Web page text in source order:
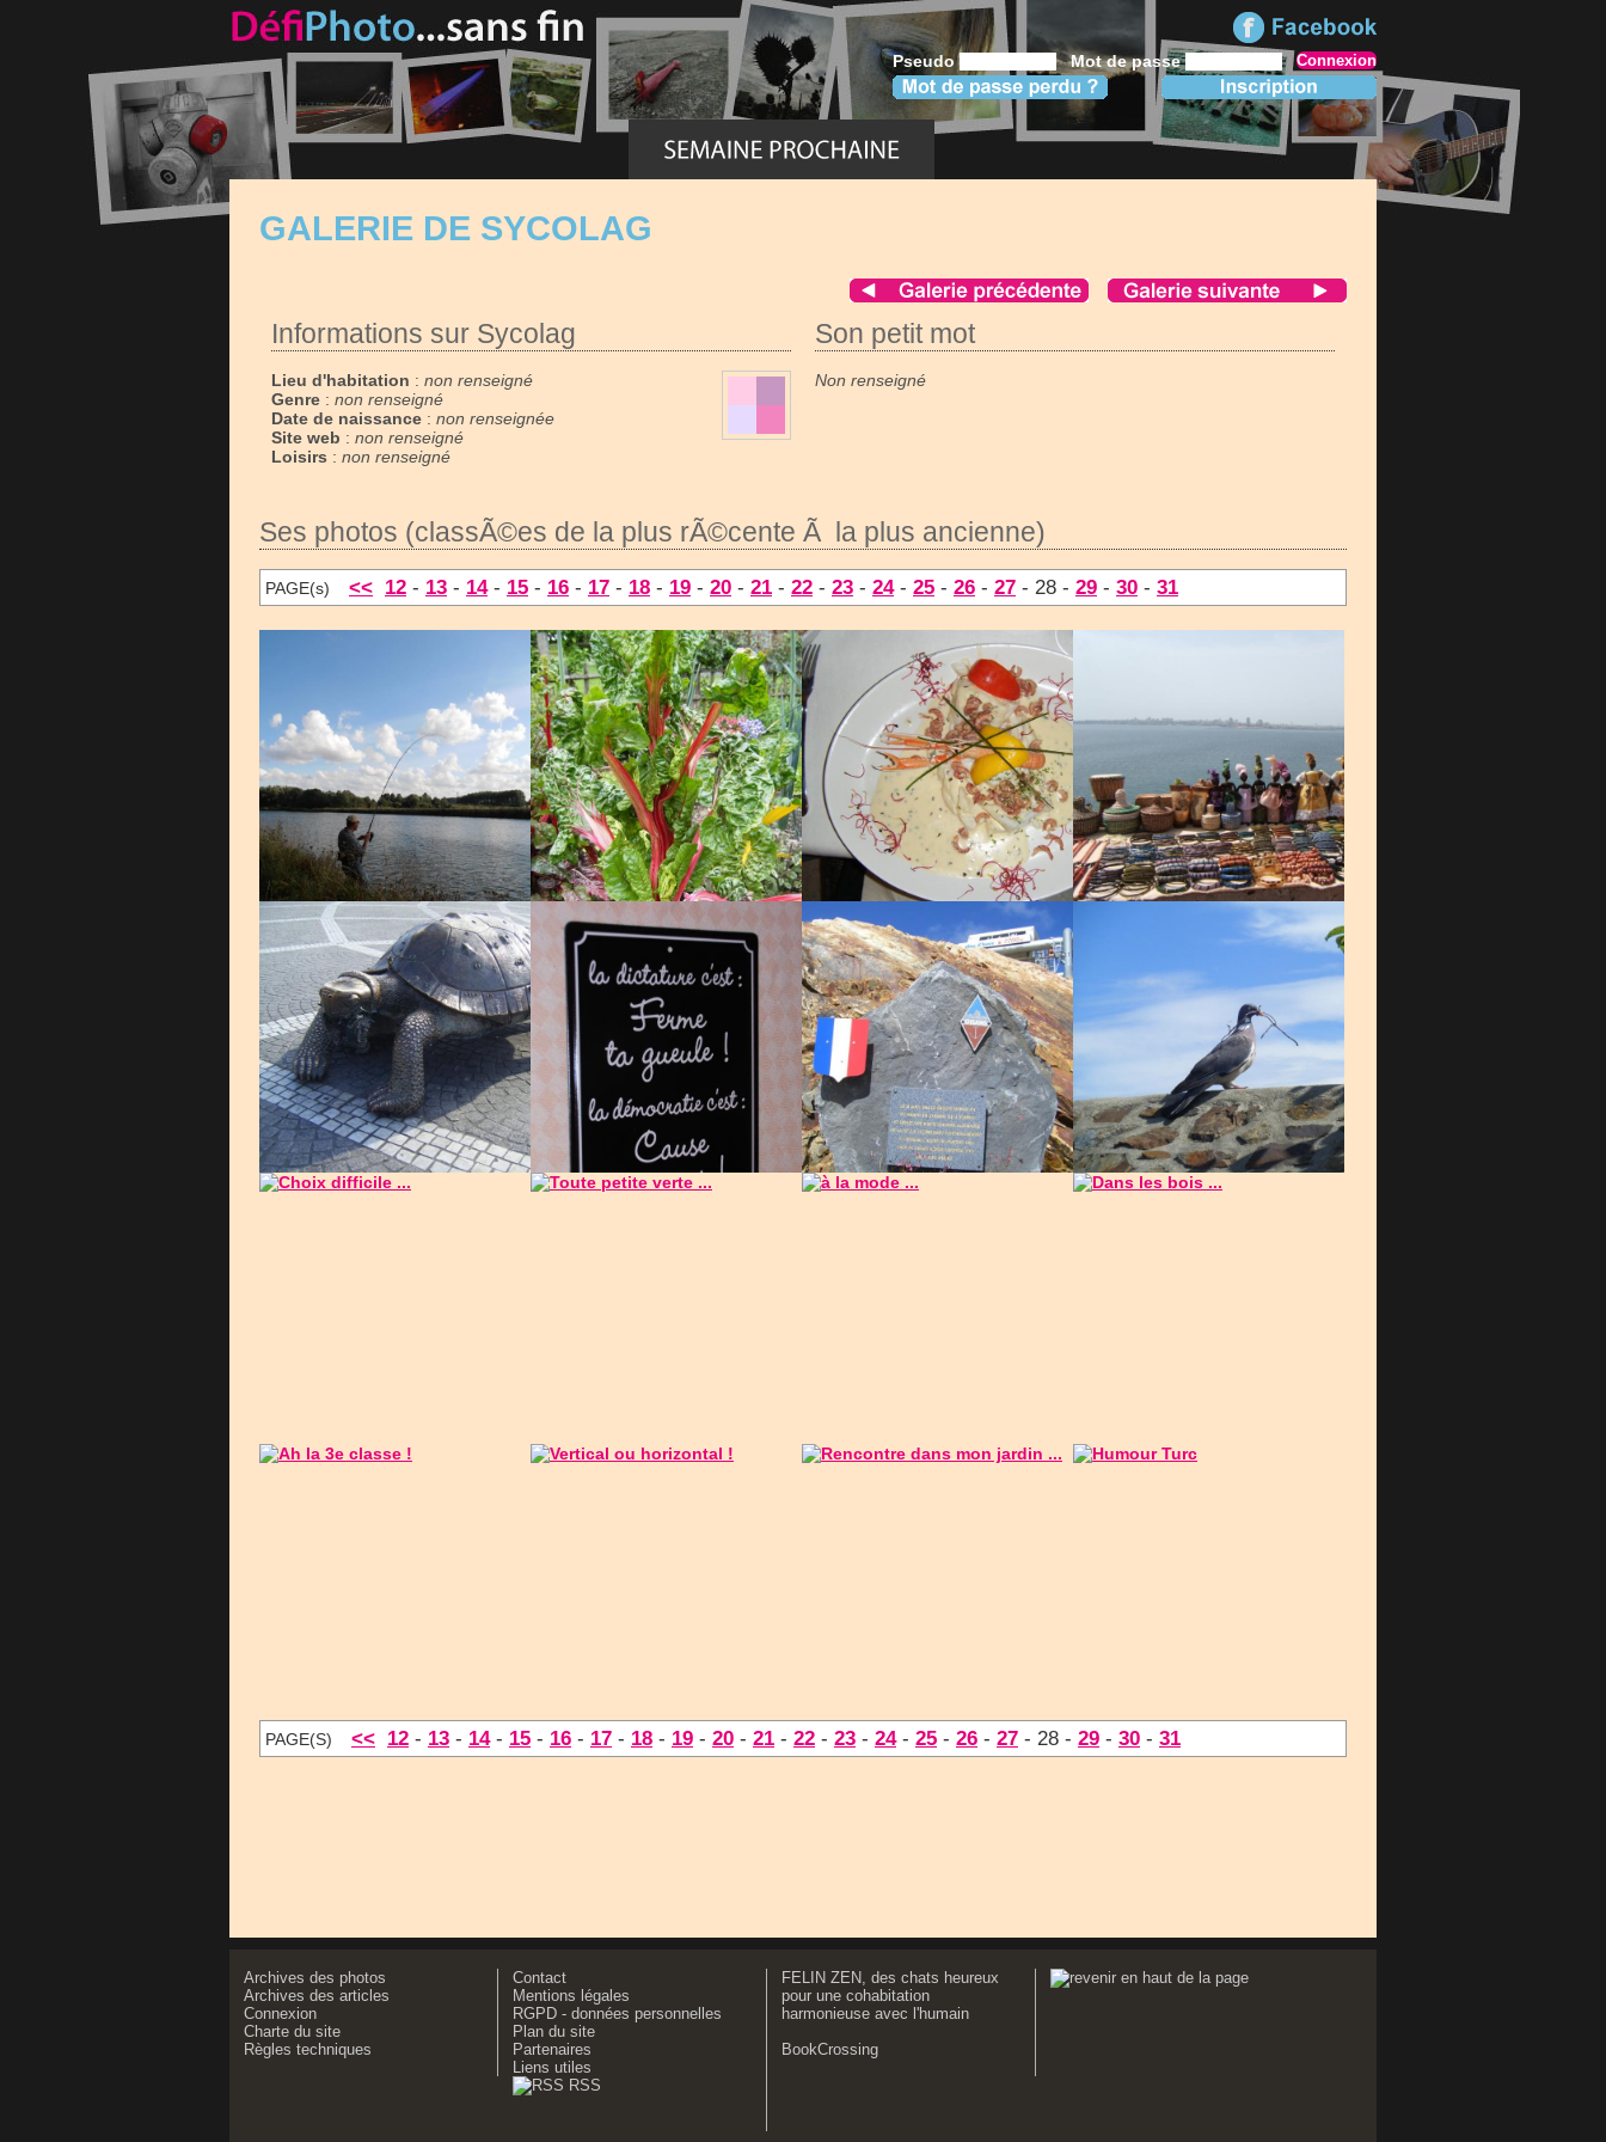
Pseudo Mot de passe
GALERIE DE SYCOLAG
Informations sur Sycolag
Lieu d'habitation : non renseigné
Genre : non renseigné
Date de naissance : non renseignée
Site web : non renseigné
Loisirs : non renseigné
Son petit mot
Non renseigné
Ses photos (classÃ©es de la plus rÃ©cente Ã la plus ancienne)
PAGE(s) << 12 - 13 - 14- 15 - 16 - 17 - 18 - 19 - 20 - 21 - 22 - 23 - 24- 25 - 26 - 27 - 28 - 29 - 30 - 31
PAGE(S) << 12 - 13 - 14- 15 - 16 - 17 - 18 - 19 - 20 - 21 - 22 - 23 - 24- 25 - 26 - 27 - 28 - 29 - 30 - 31
Archives des photos
Archives des articles
Connexion
Charte du site
Règles techniques
Contact
Mentions légales
RGPD - données personnelles
Plan du site
Partenaires
Liens utiles
RSS
FELIN ZEN, des chats heureux
pour une cohabitation
harmonieuse avec l'humain
BookCrossing